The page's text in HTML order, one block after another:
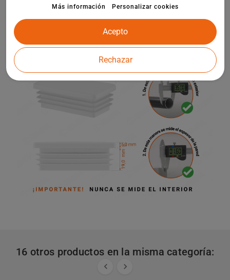
infantiles y otros elementos de la arquitectura de jardines.
16 otros productos en la misma categoría:
 
Más información Personalizar cookies
Rechazar
Acepto